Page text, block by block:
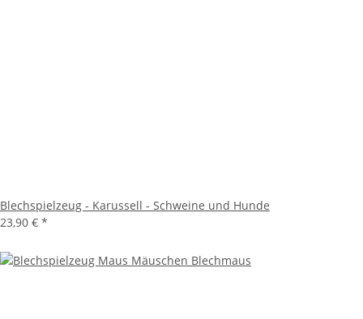
Blechspielzeug - Karussell - Schweine und Hunde
23,90 € *